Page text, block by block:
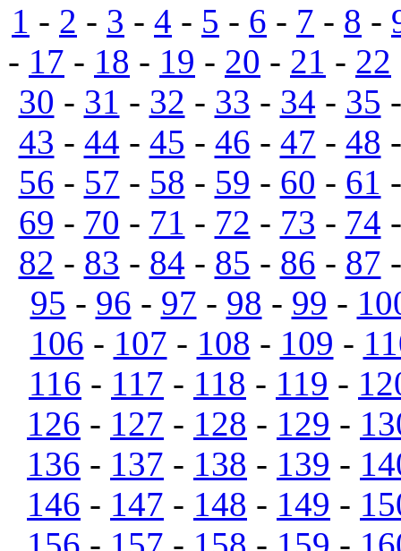
1 - 2 - 3 - 4 - 5 - 6 - 7 - 8 -
- 17 - 18 - 19 - 20 - 21 - 22
30 - 31 - 32 - 33 - 34 - 35
43 - 44 - 45 - 46 - 47 - 48
56 - 57 - 58 - 59 - 60 - 61
69 - 70 - 71 - 72 - 73 - 74
82 - 83 - 84 - 85 - 86 - 87
95 - 96 - 97 - 98 - 99 -
106 - 107 - 108 - 109 -
116 - 117 - 118 - 119 -
126 - 127 - 128 - 129 -
136 - 137 - 138 - 139 -
146 - 147 - 148 - 149 -